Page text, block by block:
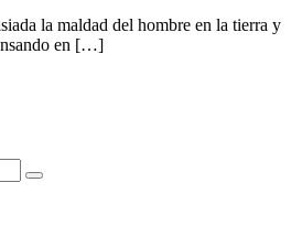
la maldad del hombre en la tierra y
en […]
Buscar